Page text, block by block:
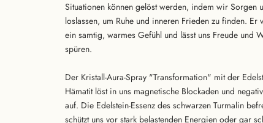
Situationen können gelöst werden, indem wir Sorgen
loslassen, um Ruhe und inneren Frieden zu finden. Er
ein samtig, warmes Gefühl und lässt uns Freude und
spüren.
Der Kristall-Aura-Spray "Transformation" mit der
Hämatit löst in uns magnetische Blockaden und
auf. Die Edelstein-Essenz des schwarzen Turmalin
schützt uns vor stark belastenden Energien oder gar